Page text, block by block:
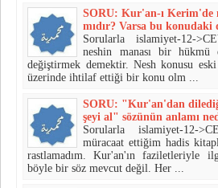
SORU: Kur'an-ı Kerim'de
mıdır? Varsa bu
Sorularla islamiyet-12-
neshin manası bir hükmü
değiştirmek demektir. Nesh konusu
üzerinde ihtilaf ettiği bir konu olm ...
SORU: "Kur'an'dan
şeyi al" sözünün anlamı
Sorularla islamiyet-12-
müracaat ettiğim hadis
rastlamadım. Kur'an'ın faziletleriyle
böyle bir söz mevcut değil. Her ...